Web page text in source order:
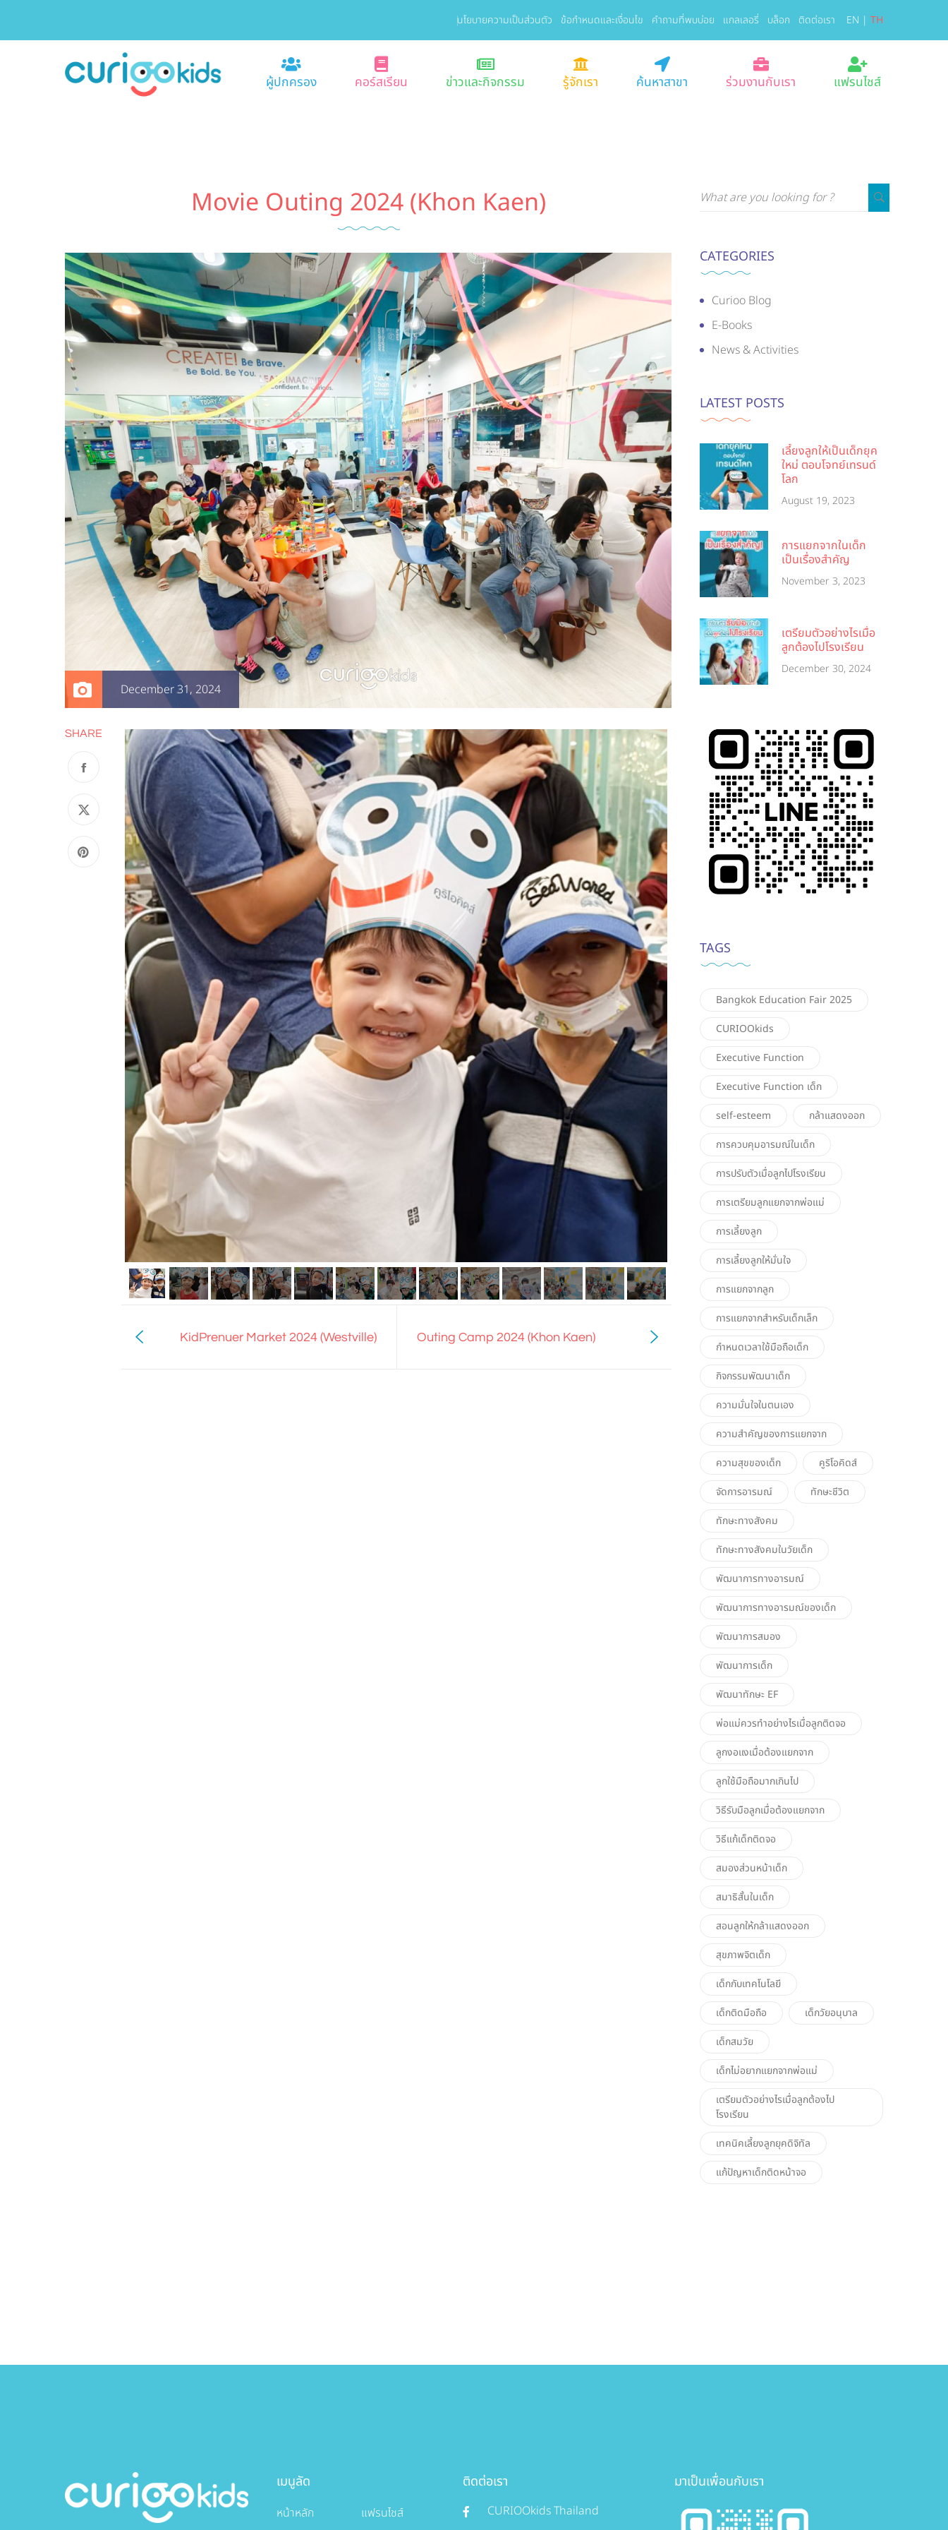
นโยบายความเป็นส่วนตัว ข้อกำหนดและเงื่อนไข คำถามที่พบบ่อย แกลเลอรี่ บล็อก ติดต่อเรา EN | TH
ผู้ปกครอง คอร์สเรียน ข่าวและกิจกรรม รู้จักเรา ค้นหาสาขา ร่วมงานกับเรา แฟรนไชส์
Movie Outing 2024 (Khon Kaen)
December 31, 2024
SHARE
Outing Camp 2024 (Khon Kaen)
KidPrenuer Market 2024 (Westville)
CATEGORIES
Curioo Blog
E-Books
News & Activities
LATEST POSTS
เลี้ยงลูกให้เป็นเด็กยุค
ใหม่ ตอบโจทย์เทรนด์
โลก
August 19, 2023
การแยกจากในเด็ก
เป็นเรื่องสำคัญ
November 3, 2023
เตรียมตัวอย่างไรเมื่อ
ลูกต้องไปโรงเรียน
December 30, 2024
TAGS
Bangkok Education Fair 2025
CURIOOkids
Executive Function
Executive Function เด็ก
self-esteem
กล้าแสดงออก
การควบคุมอารมณ์ในเด็ก
การปรับตัวเมื่อลูกไปโรงเรียน
การเตรียมลูกแยกจากพ่อแม่
การเลี้ยงลูก
การเลี้ยงลูกให้มั่นใจ
การแยกจากลูก
การแยกจากสำหรับเด็กเล็ก
กำหนดเวลาใช้มือถือเด็ก
กิจกรรมพัฒนาเด็ก
ความมั่นใจในตนเอง
ความสำคัญของการแยกจาก
ความสุขของเด็ก
คูริโอคิดส์
จัดการอารมณ์
ทักษะชีวิต
ทักษะทางสังคม
ทักษะทางสังคมในวัยเด็ก
พัฒนาการทางอารมณ์
พัฒนาการทางอารมณ์ของเด็ก
พัฒนาการสมอง
พัฒนาการเด็ก
พัฒนาทักษะ EF
พ่อแม่ควรทำอย่างไรเมื่อลูกติดจอ
ลูกงอแงเมื่อต้องแยกจาก
ลูกใช้มือถือมากเกินไป
วิธีรับมือลูกเมื่อต้องแยกจาก
วิธีแก้เด็กติดจอ
สมองส่วนหน้าเด็ก
สมาธิสั้นในเด็ก
สอนลูกให้กล้าแสดงออก
สุขภาพจิตเด็ก
เด็กกับเทคโนโลยี
เด็กติดมือถือ
เด็กวัยอนุบาล
เด็กสมวัย
เด็กไม่อยากแยกจากพ่อแม่
เตรียมตัวอย่างไรเมื่อลูกต้องไป
โรงเรียน
เทคนิคเลี้ยงลูกยุคดิจิทัล
แก้ปัญหาเด็กติดหน้าจอ
เมนูลัด
หน้าหลัก แฟรนไชส์
ติดต่อเรา
CURIOOkids Thailand
มาเป็นเพื่อนกับเรา